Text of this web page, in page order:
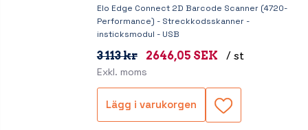
Elo Edge Connect 2D Barcode Scanner (4720-
Performance) - Streckkodsskanner -
insticksmodul - USB
3 113 kr 2646,05 SEK / st
Exkl. moms
Lägg i varukorgen